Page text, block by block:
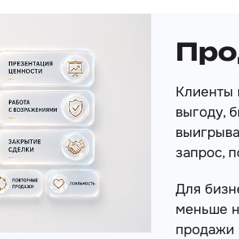
Клиенты
выгоду,
запрос,
Для
меньше
продажи